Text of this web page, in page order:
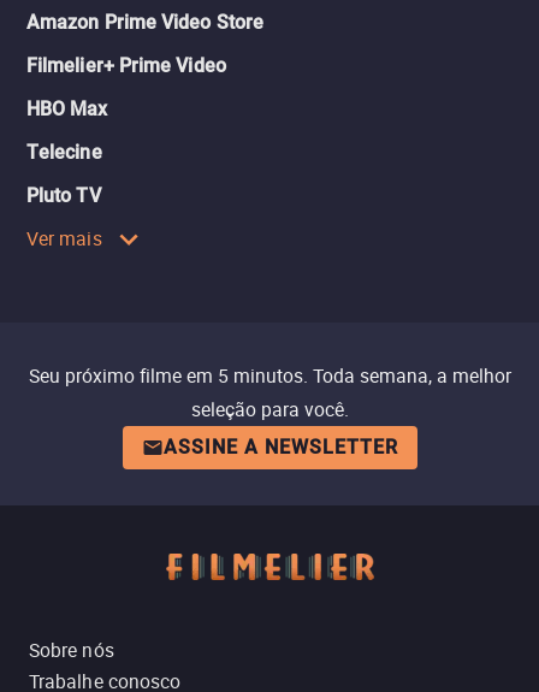
Amazon Prime Video Store
Filmelier+ Prime Video
HBO Max
Telecine
Pluto TV
Ver mais
Seu próximo filme em 5 minutos. Toda semana, a melhor
seleção para você.
ASSINE A NEWSLETTER
Sobre nós
Trabalhe conosco